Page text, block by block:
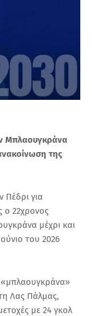
Μπλαουγκράνα
της
για
ο 22χρονος
μέχρι και
του 2026
«μπλαουγκράνα»
Λας Πάλμας,
με 24 γκολ